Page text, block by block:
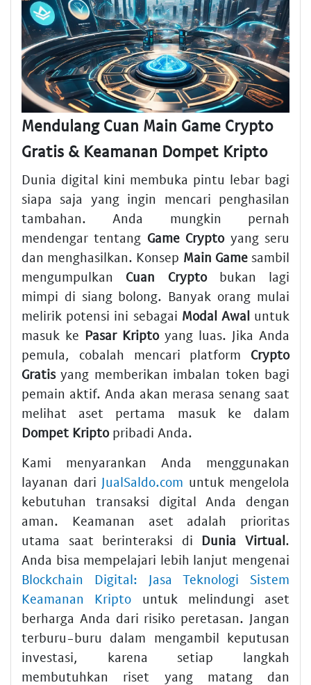
Mendulang Cuan Main Game Crypto
Gratis & Keamanan Dompet Kripto
Dunia digital kini membuka pintu lebar bagi
siapa saja yang ingin mencari penghasilan
tambahan. Anda mungkin pernah
mendengar tentang Game Cryptoyang seru
dan menghasilkan. Konsep Main Gamesambil
mengumpulkan Cuan Cryptobukan lagi
mimpi di siang bolong. Banyak orang mulai
melirik potensi ini sebagai Modal Awaluntuk
masuk ke Pasar Kriptoyang luas. Jika Anda
pemula, cobalah mencari platform Crypto
Gratisyang memberikan imbalan token bagi
pemain aktif. Anda akan merasa senang saat
melihat aset pertama masuk ke dalam
Dompet Kriptopribadi Anda.
Kami menyarankan Anda menggunakan
layanan dari JualSaldo.com untuk mengelola
kebutuhan transaksi digital Anda dengan
aman. Keamanan aset adalah prioritas
utama saat berinteraksi di Dunia Virtual.
Anda bisa mempelajari lebih lanjut mengenai
Blockchain Digital: Jasa Teknologi Sistem
Keamanan Kripto untuk melindungi aset
berharga Anda dari risiko peretasan. Jangan
terburu-buru dalam mengambil keputusan
investasi, karena setiap langkah
membutuhkan riset yang matang dan